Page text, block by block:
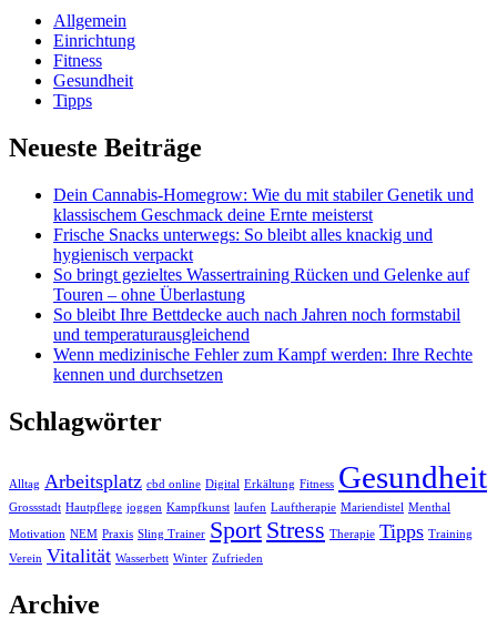
Allgemein
Einrichtung
Fitness
Gesundheit
Tipps
Neueste Beiträge
Dein Cannabis-Homegrow: Wie du mit stabiler Genetik und
klassischem Geschmack deine Ernte meisterst
Frische Snacks unterwegs: So bleibt alles knackig und
hygienisch verpackt
So bringt gezieltes Wassertraining Rücken und Gelenke auf
Touren – ohne Überlastung
So bleibt Ihre Bettdecke auch nach Jahren noch formstabil
und temperaturausgleichend
Wenn medizinische Fehler zum Kampf werden: Ihre Rechte
kennen und durchsetzen
Schlagwörter
Alltag Arbeitsplatz cbd online Digital Erkältung Fitness Gesundheit
Grossstadt Hautpflege joggen Kampfkunst laufen Lauftherapie Mariendistel Menthal
Motivation NEM Praxis Sling Trainer Sport Stress Therapie Tipps Training
Verein Vitalität Wasserbett Winter Zufrieden
Archive